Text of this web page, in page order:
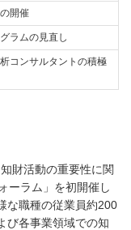
開催
ラムの見直し
コンサルタントの積極
財活動の重要性に関
ーラム」を初開催し
な職種の従業員約200
び各事業領域での知